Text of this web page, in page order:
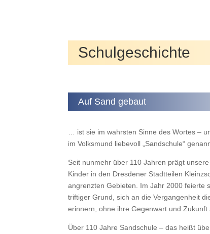
Schulgeschichte
Auf Sand gebaut
… ist sie im wahrsten Sinne des Wortes –
im Volksmund liebevoll „Sandschule“
Seit nunmehr über 110 Jahren prägt
Kinder in den Dresdener Stadtteilen
angrenzten Gebieten. Im Jahr 2000 feierte
triftiger Grund, sich an die Vergangenheit
erinnern, ohne ihre Gegenwart und Zukunft
Über 110 Jahre Sandschule – das heißt